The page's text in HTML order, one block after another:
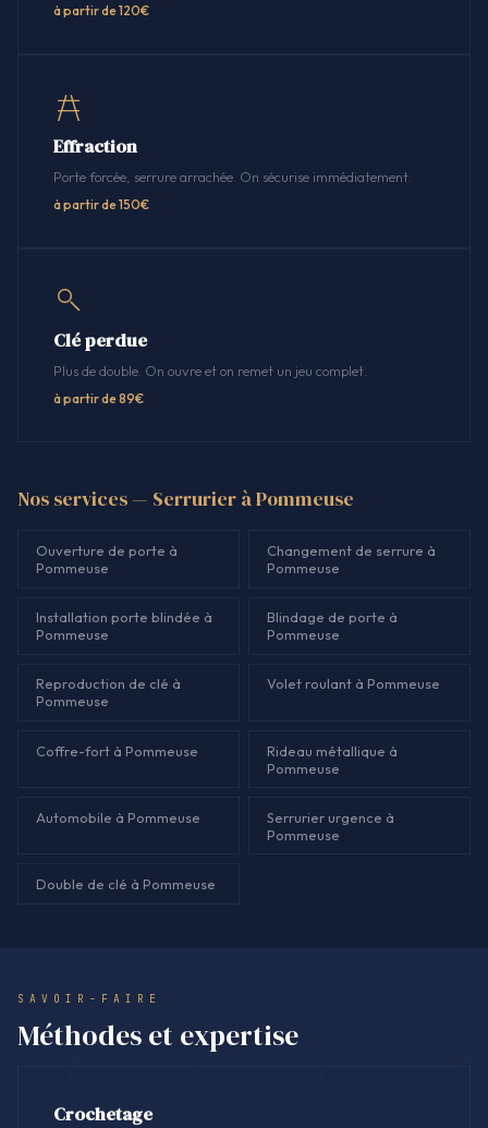
à partir de 120€
Effraction
Porte forcée, serrure arrachée. On sécurise immédiatement.
à partir de 150€
Clé perdue
Plus de double. On ouvre et on remet un jeu complet.
à partir de 89€
Nos services — Serrurier à Pommeuse
Ouverture de porte à
Pommeuse
Changement de serrure à
Pommeuse
Installation porte blindée à
Pommeuse
Blindage de porte à
Pommeuse
Reproduction de clé à
Pommeuse
Volet roulant à Pommeuse
Coffre-fort à Pommeuse
Rideau métallique à
Pommeuse
Automobile à Pommeuse
Serrurier urgence à
Pommeuse
Double de clé à Pommeuse
SAVOIR-FAIRE
Méthodes et expertise
Crochetage